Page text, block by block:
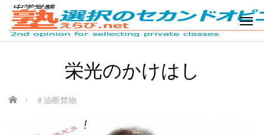
栄光のかけはし
ホーム ＃油断禁物